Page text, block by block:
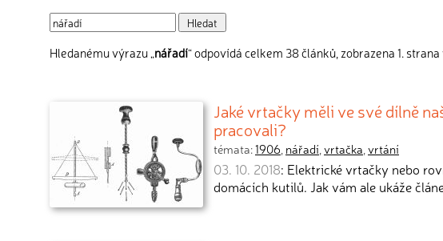
Hledanému výrazu „nářadí“ odpovídá celkem 38 článků, zobrazena 1.
Jaké vrtačky měli ve své dílně
pracovali?
témata:1906, nářadí,vrtačka,vrtání
03. 10. 2018: Elektrické vrtačky nebo
domácích kutilů. Jak vám ale ukáže